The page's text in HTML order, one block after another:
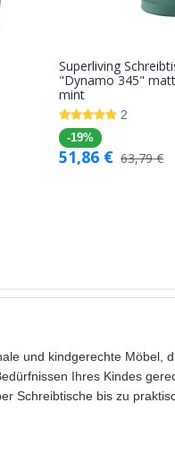
In den
Superliving
"Dynamo 345"
mint
2
-19%
51,86 € 63,79€
und kindgerechte Möbel,
Ihres Kindes
Schreibtische bis zu